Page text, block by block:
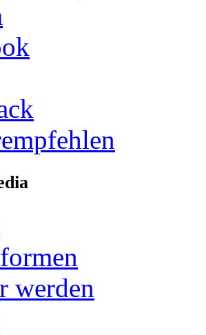
werden